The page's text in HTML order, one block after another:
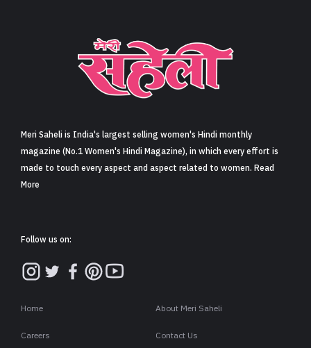
Meri Saheli is India's largest selling women's Hindi monthly
magazine (No.1 Women's Hindi Magazine), in which every effort is
made to touch every aspect and aspect related to women. Read
More
Follow us on:
Home About Meri Saheli
Careers Contact Us